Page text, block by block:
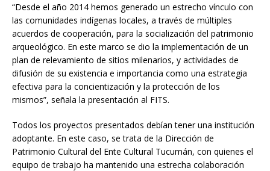
“Desde el año 2014 hemos generado un estrecho vínculo con
las comunidades indígenas locales, a través de múltiples
acuerdos de cooperación, para la socialización del patrimonio
arqueológico. En este marco se dio la implementación de un
plan de relevamiento de sitios milenarios, y actividades de
difusión de su existencia e importancia como una estrategia
efectiva para la concientización y la protección de los
mismos”, señala la presentación al FITS.
Todos los proyectos presentados debían tener una institución
adoptante. En este caso, se trata de la Dirección de
Patrimonio Cultural del Ente Cultural Tucumán, con quienes el
equipo de trabajo ha mantenido una estrecha colaboración